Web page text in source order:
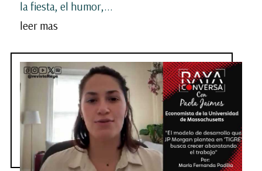
la fiesta, el humor,...
leer mas